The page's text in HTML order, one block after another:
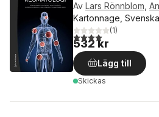
Av Lars Rönnblom,
Kartonnage,
4,0utav 5 stjärnor.
(1)
532 kr
Lägg till
Skickas